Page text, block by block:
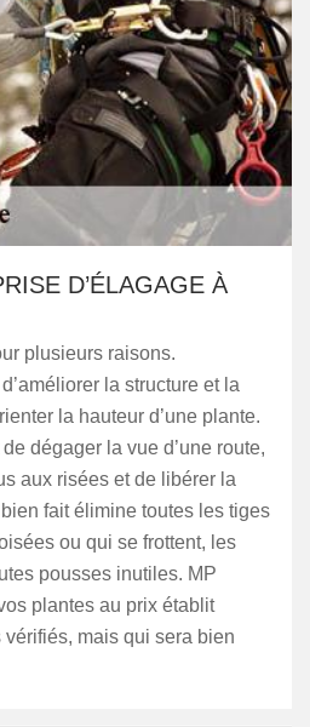
D’ÉLAGAGE À
plusieurs raisons.
la structure et la
la hauteur d’une plante.
dégager la vue d’une route,
aux risées et de libérer la
fait élimine toutes les tiges
ou qui se frottent, les
pousses inutiles. MP
plantes au prix établit
mais qui sera bien